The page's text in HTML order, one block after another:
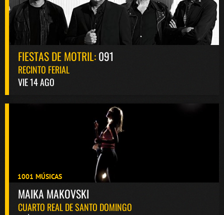
FIESTAS DE MOTRIL:091
RECINTO FERIAL
VIE 14 AGO
1001 MÚSICAS
MAIKA MAKOVSKI
CUARTO REAL DE SANTO DOMINGO